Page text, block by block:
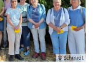
© Schmidt